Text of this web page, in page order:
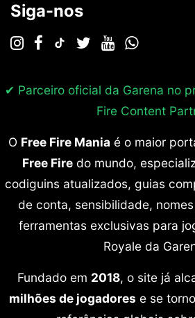
Siga-nos
✔ Parceiro oficial da Garena no
Fire Content
O Free Fire Mania é o maior
Free Firedo mundo,
codiguins atualizados, guias
de conta, sensibilidade,
ferramentas exclusivas para
Royale da
Fundado em 2018, o site já
milhões de jogadores e se